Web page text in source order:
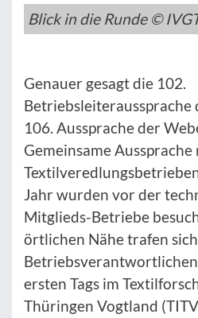
Blick in die Runde ©
Genauer gesagt die 102.
Betriebsleiteraussprache
106. Aussprache der
Gemeinsame Aussprache
Jahr wurden vor der
Mitglieds-Betriebe
örtlichen Nähe trafen
ersten Tags im
Thüringen Vogtland